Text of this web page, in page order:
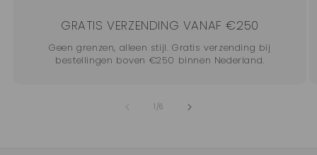
GRATIS VERZENDING VANAF €250
Geen grenzen, alleen stijl. Gratis verzending bij
bestellingen boven €250 binnen Nederland.
1/van
6